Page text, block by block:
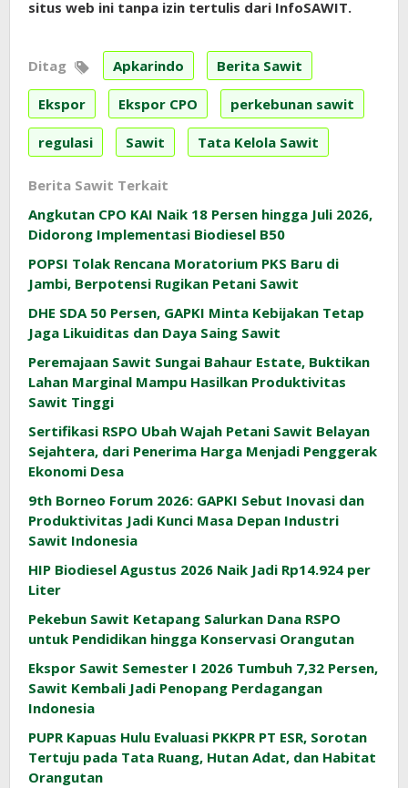
situs web ini tanpa izin tertulis dari InfoSAWIT.
Ditag Apkarindo Berita Sawit
Ekspor Ekspor CPO perkebunan sawit
regulasi Sawit Tata Kelola Sawit
Berita Sawit Terkait
Angkutan CPO KAI Naik 18 Persen hingga Juli 2026,
Didorong Implementasi Biodiesel B50
POPSI Tolak Rencana Moratorium PKS Baru di
Jambi, Berpotensi Rugikan Petani Sawit
DHE SDA 50 Persen, GAPKI Minta Kebijakan Tetap
Jaga Likuiditas dan Daya Saing Sawit
Peremajaan Sawit Sungai Bahaur Estate, Buktikan
Lahan Marginal Mampu Hasilkan Produktivitas
Sawit Tinggi
Sertifikasi RSPO Ubah Wajah Petani Sawit Belayan
Sejahtera, dari Penerima Harga Menjadi Penggerak
Ekonomi Desa
9th Borneo Forum 2026: GAPKI Sebut Inovasi dan
Produktivitas Jadi Kunci Masa Depan Industri
Sawit Indonesia
HIP Biodiesel Agustus 2026 Naik Jadi Rp14.924 per
Liter
Pekebun Sawit Ketapang Salurkan Dana RSPO
untuk Pendidikan hingga Konservasi Orangutan
Ekspor Sawit Semester I 2026 Tumbuh 7,32 Persen,
Sawit Kembali Jadi Penopang Perdagangan
Indonesia
PUPR Kapuas Hulu Evaluasi PKKPR PT ESR, Sorotan
Tertuju pada Tata Ruang, Hutan Adat, dan Habitat
Orangutan